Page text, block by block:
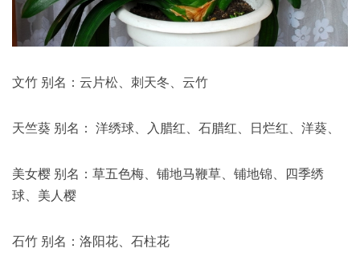
文竹 别名：云片松、刺天冬、云竹
天竺葵 别名： 洋绣球、入腊红、石腊红、日烂红、洋葵、
美女樱 别名：草五色梅、铺地马鞭草、铺地锦、四季绣
球、美人樱
石竹 别名：洛阳花、石柱花